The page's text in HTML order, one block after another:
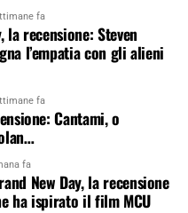
fa
la recensione: Steven
l’empatia con gli alieni
fa
Cantami, o
fa
New Day, la recensione
ha ispirato il film MCU